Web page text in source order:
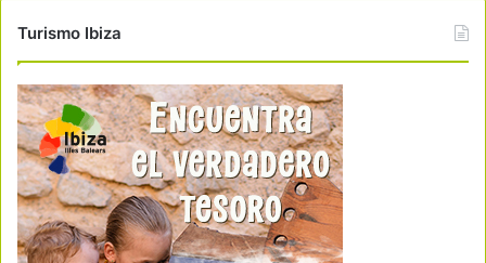
Turismo Ibiza